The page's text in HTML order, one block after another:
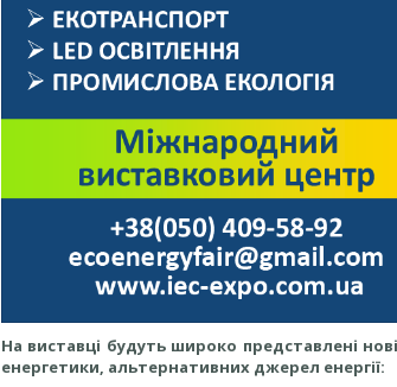
На виставці будуть широко представлені
енергетики, альтернативних джерел енергії: